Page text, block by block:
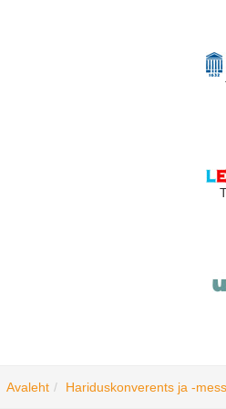
Avaleht Hariduskonverents ja -mess